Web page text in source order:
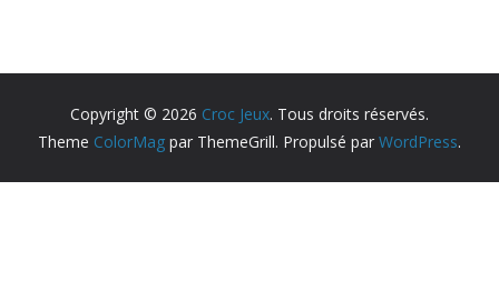
Copyright © 2026 Croc Jeux. Tous droits réservés.
Theme ColorMag par ThemeGrill. Propulsé par WordPress.